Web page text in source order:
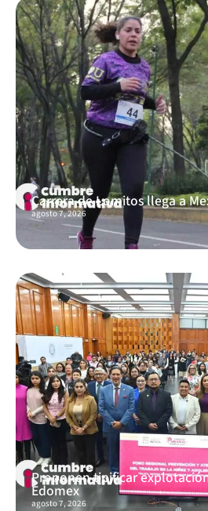
Carrera de Lomitos llega a
agosto 7, 2026
Proponen tipificar
Edomex
agosto 7, 2026